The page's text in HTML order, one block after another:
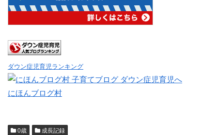
ダウン症児育児ランキング
にほんブログ村
0歳 成長記録